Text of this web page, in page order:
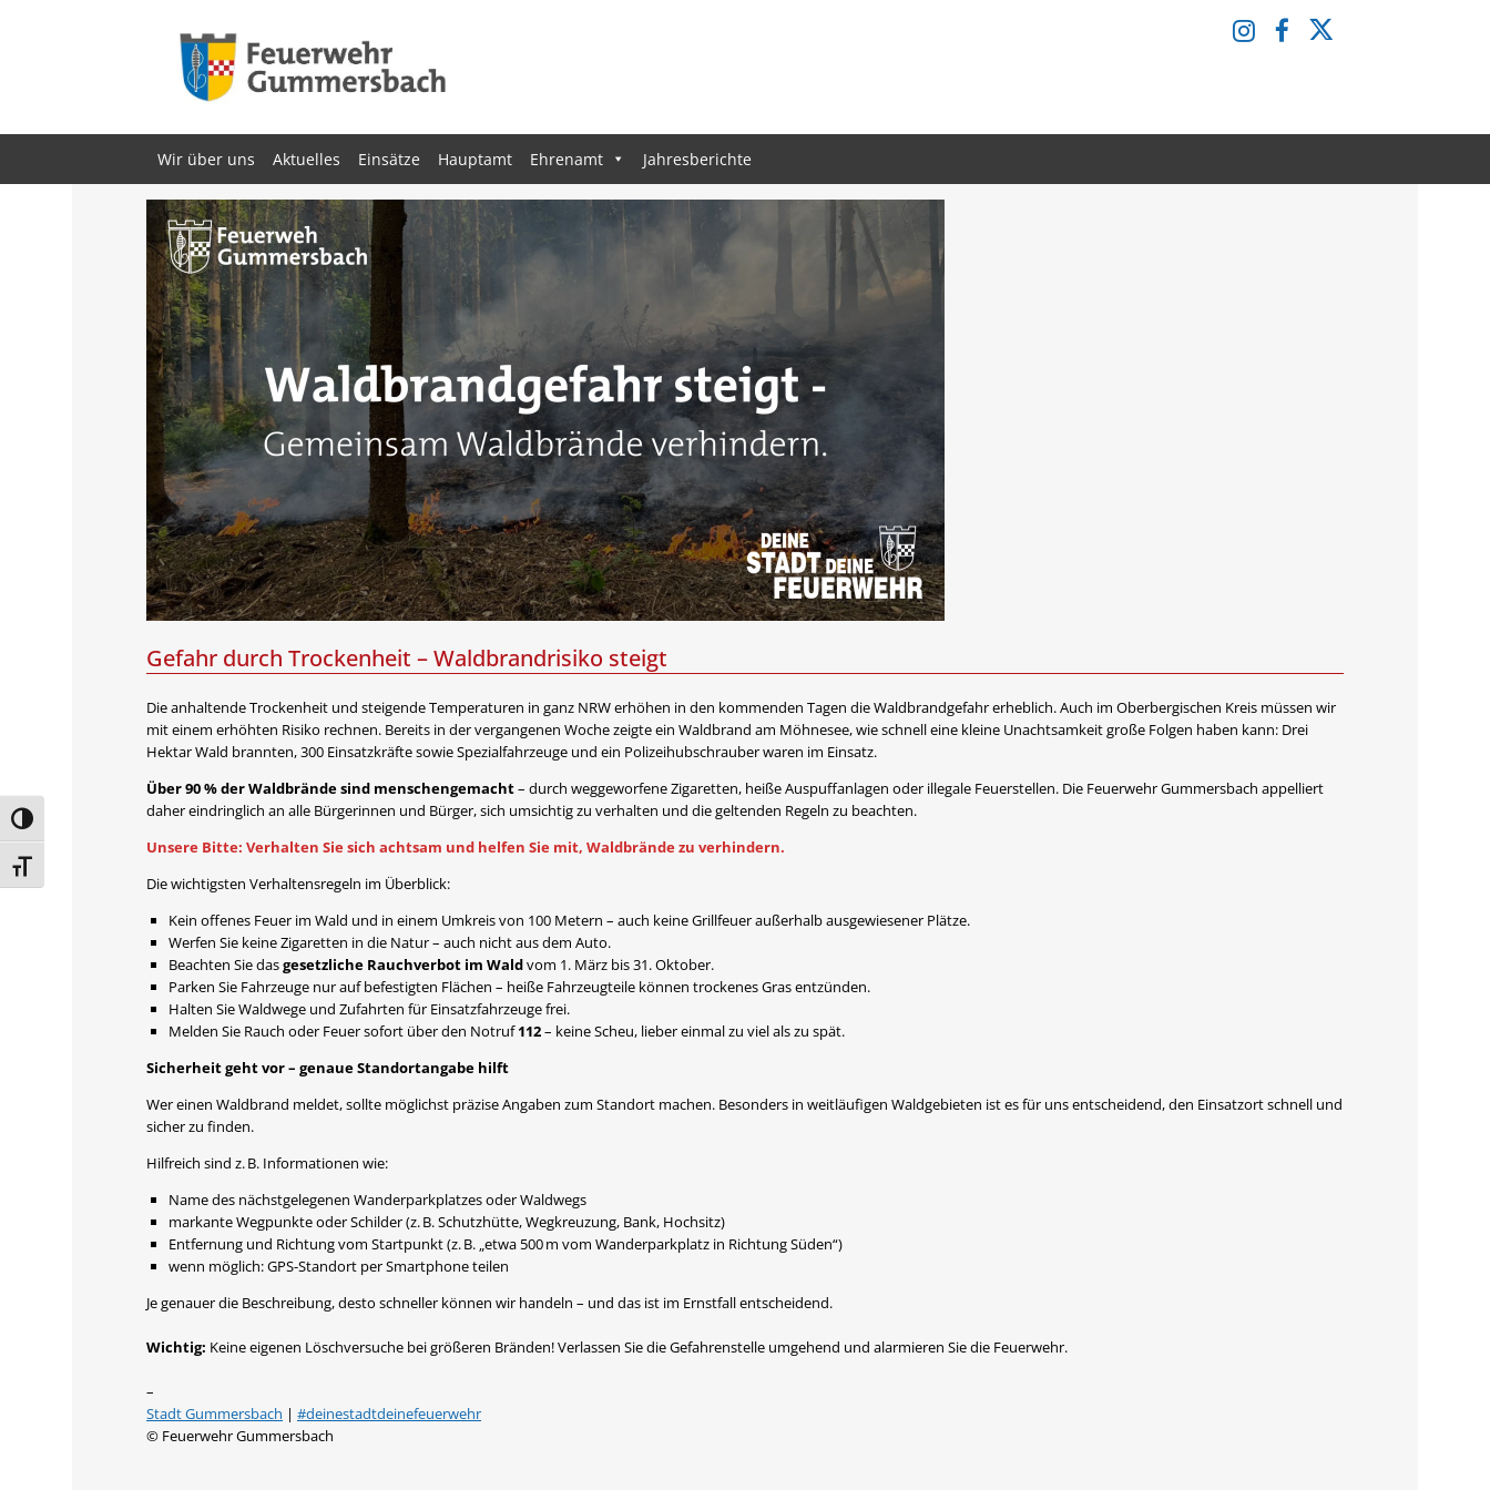
Umschalten auf hohe Kontraste
Schrift vergrößern
Wir über uns Aktuelles Einsätze Hauptamt Ehrenamt Jahresberichte
Gefahr durch Trockenheit – Waldbrandrisiko steigt
Die anhaltende Trockenheit und steigende Temperaturen in ganz NRW erhöhen in den kommenden Tagen die Waldbrandgefahr erheblich. Auch im Oberbergischen Kreis müssen wir
mit einem erhöhten Risiko rechnen. Bereits in der vergangenen Woche zeigte ein Waldbrand am Möhnesee, wie schnell eine kleine Unachtsamkeit große Folgen haben kann: Drei
Hektar Wald brannten, 300 Einsatzkräfte sowie Spezialfahrzeuge und ein Polizeihubschrauber waren im Einsatz.
Über 90 % der Waldbrände sind menschengemacht– durch weggeworfene Zigaretten, heiße Auspuffanlagen oder illegale Feuerstellen. Die Feuerwehr Gummersbach appelliert
daher eindringlich an alle Bürgerinnen und Bürger, sich umsichtig zu verhalten und die geltenden Regeln zu beachten.
Unsere Bitte: Verhalten Sie sich achtsam und helfen Sie mit, Waldbrände zu verhindern.
Die wichtigsten Verhaltensregeln im Überblick:
Kein offenes Feuer im Wald und in einem Umkreis von 100 Metern – auch keine Grillfeuer außerhalb ausgewiesener Plätze.
Werfen Sie keine Zigaretten in die Natur – auch nicht aus dem Auto.
Beachten Sie dasgesetzliche Rauchverbot im Waldvom 1. März bis 31. Oktober.
Parken Sie Fahrzeuge nur auf befestigten Flächen – heiße Fahrzeugteile können trockenes Gras entzünden.
Halten Sie Waldwege und Zufahrten für Einsatzfahrzeuge frei.
Melden Sie Rauch oder Feuer sofort über den Notruf112– keine Scheu, lieber einmal zu viel als zu spät.
Sicherheit geht vor – genaue Standortangabe hilft
Wer einen Waldbrand meldet, sollte möglichst präzise Angaben zum Standort machen. Besonders in weitläufigen Waldgebieten ist es für uns entscheidend, den Einsatzort schnell und
sicher zu finden.
Hilfreich sind z. B. Informationen wie:
Name des nächstgelegenen Wanderparkplatzes oder Waldwegs
markante Wegpunkte oder Schilder (z. B. Schutzhütte, Wegkreuzung, Bank, Hochsitz)
Entfernung und Richtung vom Startpunkt (z. B. „etwa 500 m vom Wanderparkplatz in Richtung Süden“)
wenn möglich: GPS-Standort per Smartphone teilen
Je genauer die Beschreibung, desto schneller können wir handeln – und das ist im Ernstfall entscheidend.
Wichtig: Keine eigenen Löschversuche bei größeren Bränden! Verlassen Sie die Gefahrenstelle umgehend und alarmieren Sie die Feuerwehr.
–
Stadt Gummersbach | #deinestadtdeinefeuerwehr
© Feuerwehr Gummersbach